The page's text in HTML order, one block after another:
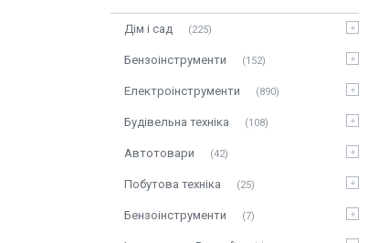
Дім і сад 225
Бензоінструменти 152
Електроінструменти 890
Будівельна техніка 108
Автотовари 42
Побутова техніка 25
Бензоінструменти 7